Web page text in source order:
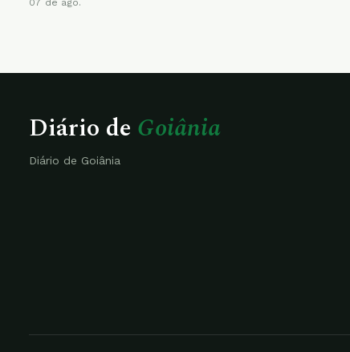
07 de ago.
Diário de Goiânia
Diário de Goiânia